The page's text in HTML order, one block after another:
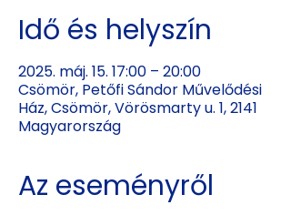
Idő és helyszín
2025. máj. 15. 17:00 – 20:00
Csömör, Petőfi Sándor Művelődési
Ház, Csömör, Vörösmarty u. 1, 2141
Magyarország
Az eseményről